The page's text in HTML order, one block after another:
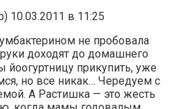
10.03.2011 в 11:25
не пробовала
доходят до домашнего
йоогуртницу прикупить, уже
но все никак… Чередуем с
А Растишка — это жесть